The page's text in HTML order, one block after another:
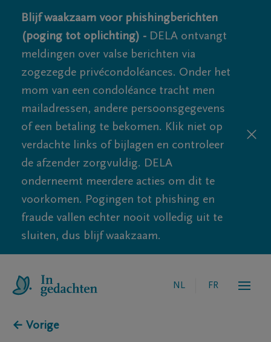
Blijf waakzaam voor phishingberichten
(poging tot oplichting) - DELA ontvangt
meldingen over valse berichten via
zogezegde privécondoléances. Onder het
mom van een condoléance tracht men
mailadressen, andere persoonsgegevens
of een betaling te bekomen. Klik niet op
verdachte links of bijlagen en controleer
de afzender zorgvuldig. DELA
onderneemt meerdere acties om dit te
voorkomen. Pogingen tot phishing en
fraude vallen echter nooit volledig uit te
sluiten, dus blijf waakzaam.
NL FR
← Vorige